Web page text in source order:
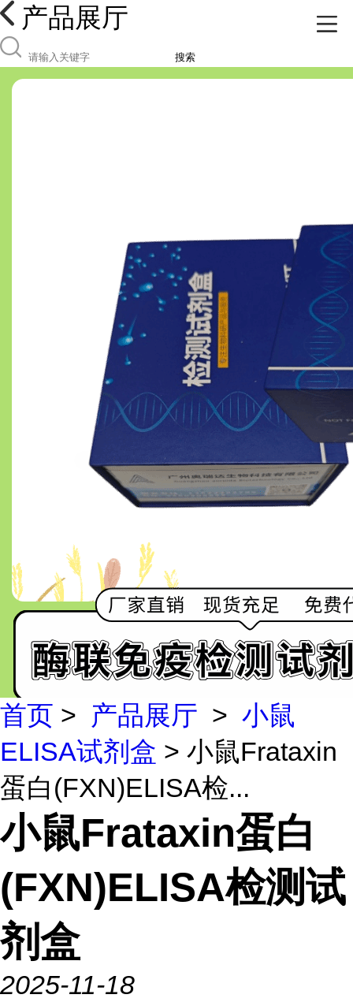
产品展厅
搜索
首页 > 产品展厅 > 小鼠
ELISA试剂盒 > 小鼠Frataxin
蛋白(FXN)ELISA检...
小鼠Frataxin蛋白
(FXN)ELISA检测试
剂盒
2025-11-18